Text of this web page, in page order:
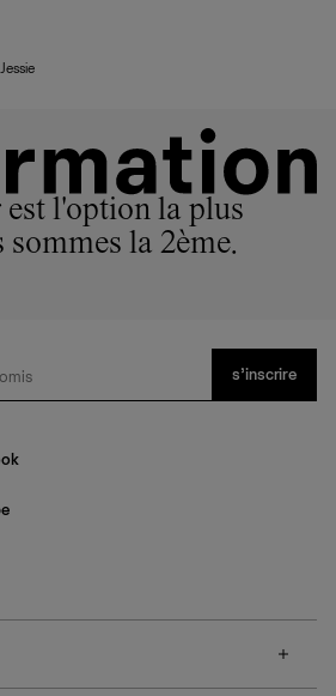
l'option la plus
la 2ème.
s’inscrire